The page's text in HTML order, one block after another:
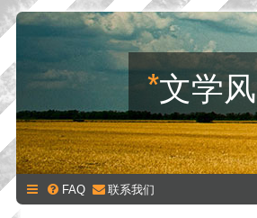
*文学风
FAQ 联系我们